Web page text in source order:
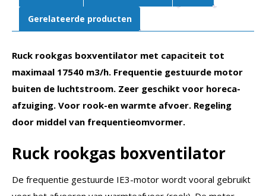
Gerelateerde producten
Ruck rookgas boxventilator met capaciteit tot
maximaal 17540 m3/h. Frequentie gestuurde motor
buiten de luchtstroom. Zeer geschikt voor horeca-
afzuiging. Voor rook-en warmte afvoer. Regeling
door middel van frequentieomvormer.
Ruck rookgas boxventilator
De frequentie gestuurde IE3-motor wordt vooral gebruikt